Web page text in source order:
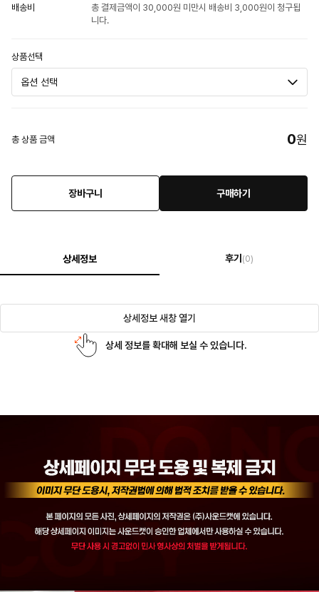
배송비
총 결제금액이 30,000원 미만시 배송비 3,000원이 청구됩
니다.
상품선택
총 상품 금액 0원
장바구니 구매하기
상세정보 후기 (0)
상세정보 새창 열기
상세 정보를 확대해 보실 수 있습니다.